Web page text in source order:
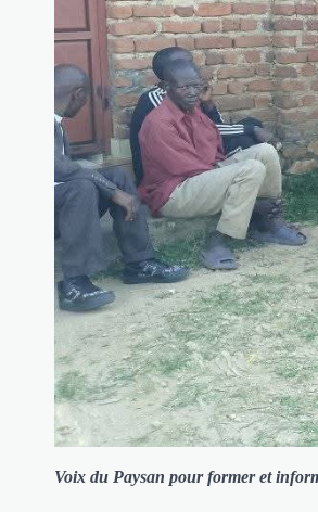
Voix du Paysan pour former et